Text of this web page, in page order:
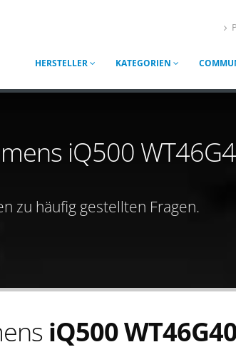
HERSTELLER KATEGORIEN
iQ500
zu häufig gestellten Fragen.
iQ500